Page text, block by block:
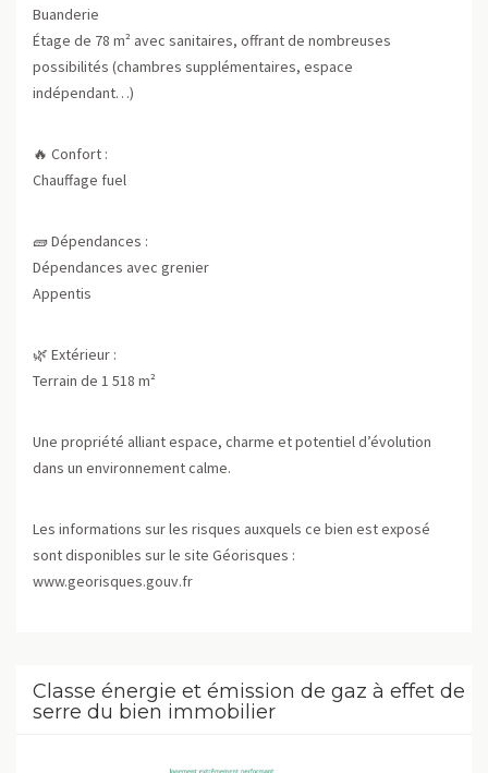
Buanderie
Étage de 78 m² avec sanitaires, offrant de nombreuses
possibilités (chambres supplémentaires, espace
indépendant…)
🔥 Confort :
Chauffage fuel
🧱 Dépendances :
Dépendances avec grenier
Appentis
🌿 Extérieur :
Terrain de 1 518 m²
Une propriété alliant espace, charme et potentiel d’évolution
dans un environnement calme.
Les informations sur les risques auxquels ce bien est exposé
sont disponibles sur le site Géorisques :
www.georisques.gouv.fr
Classe énergie et émission de gaz à effet de
serre du bien immobilier